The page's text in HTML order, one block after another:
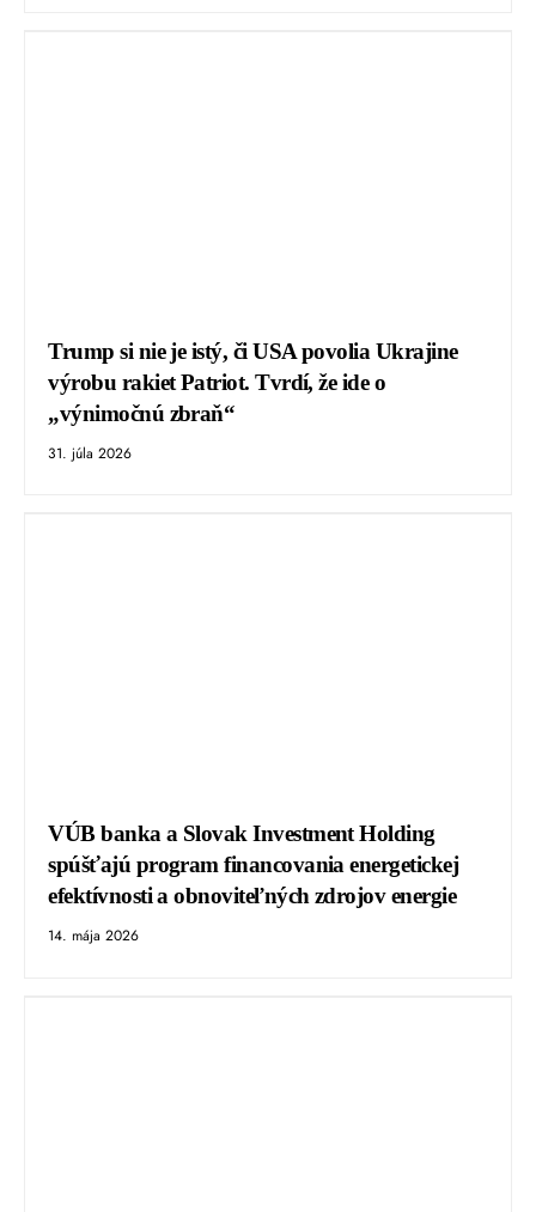
Trump si nie je istý, či USA povolia Ukrajine
výrobu rakiet Patriot. Tvrdí, že ide o
„výnimočnú zbraň“
31. júla 2026
VÚB banka a Slovak Investment Holding
spúšťajú program financovania energetickej
efektívnosti a obnoviteľných zdrojov energie
14. mája 2026